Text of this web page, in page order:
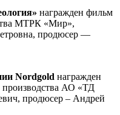
награжден фильм
МТРК «Мир»,
продюсер —
Nordgold награжден
АО «ТД
продюсер – Андрей